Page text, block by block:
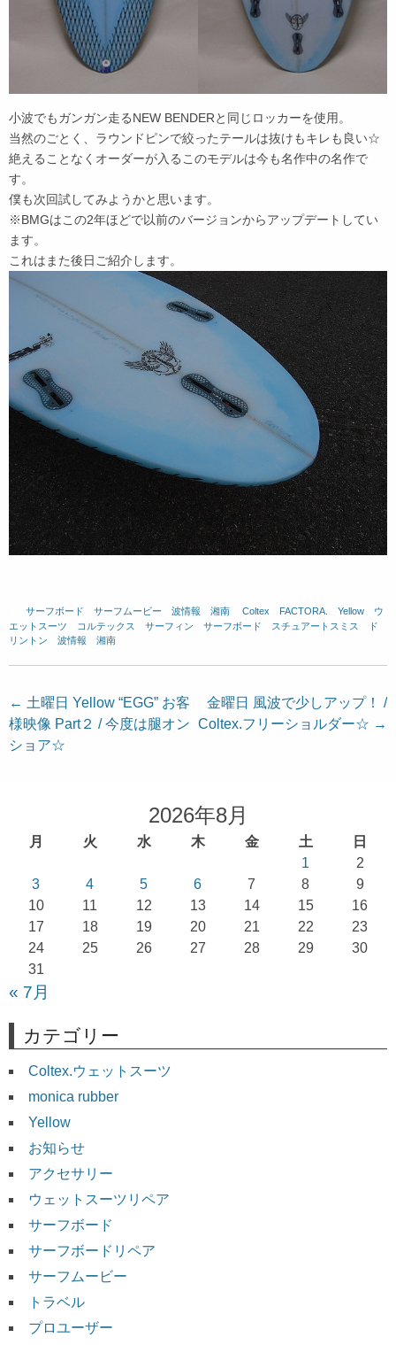
小波でもガンガン走るNEW BENDERと同じロッカーを使用。
当然のごとく、ラウンドピンで絞ったテールは抜けもキレも良い☆
絶えることなくオーダーが入るこのモデルは今も名作中の名作で
す。
僕も次回試してみようかと思います。
※BMGはこの2年ほどで以前のバージョンからアップデートしてい
ます。
これはまた後日ご紹介します。
サーフボード サーフムービー 波情報 湘南 Coltex FACTORA. Yellow
ウ
エットスーツ
コルテックス サーフィン サーフボード スチュアートスミス
ド
リントン
波情報 湘南
投
稿
ナ
← 土曜日 Yellow “EGG” お客
様映像 Part２ / 今度は腿オン
ショア☆
金曜日 風波で少しアップ！ /
Coltex.フリーショルダー☆ →
2026年8月
月 火 水 木 金 土
日
1
2
3
4 5 6 7 8
9
10
11 12 13 14 15
16
17
18 19 20 21 22
23
24
25 26 27 28 29
30
31
« 7月
カテゴリー
Coltex.ウェットスーツ
monica rubber
Yellow
お知らせ
アクセサリー
ウェットスーツリペア
サーフボード
サーフボードリペア
サーフムービー
トラベル
プロユーザー